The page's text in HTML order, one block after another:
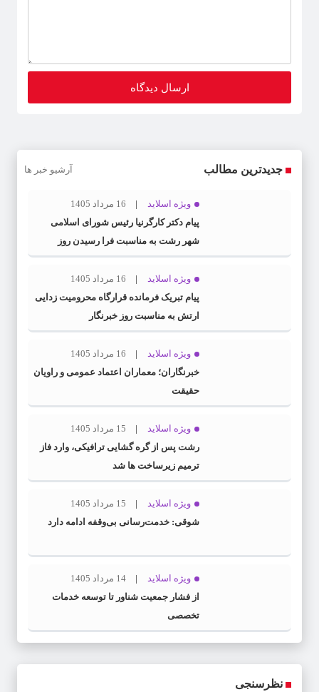
جدیدترین مطالب آرشیو خبر ها
ویژه اسلاید
16 مرداد 1405
پیام دکتر کارگرنیا رئیس شورای اسلامی
شهر رشت به مناسبت فرا رسیدن روز
خبرنگار
ویژه اسلاید
16 مرداد 1405
پیام تبریک فرمانده قرارگاه محرومیت‌ زدایی
ارتش به مناسبت روز خبرنگار
ویژه اسلاید
16 مرداد 1405
خبرنگاران؛ معماران اعتماد عمومی و راویان
حقیقت
ویژه اسلاید
15 مرداد 1405
رشت پس از گره گشایی ترافیکی، وارد فاز
ترمیم زیرساخت ها شد
ویژه اسلاید
15 مرداد 1405
شوقی: خدمت‌رسانی بی‌وقفه ادامه دارد
ویژه اسلاید
14 مرداد 1405
از فشار جمعیت شناور تا توسعه خدمات
تخصصی
نظرسنجی